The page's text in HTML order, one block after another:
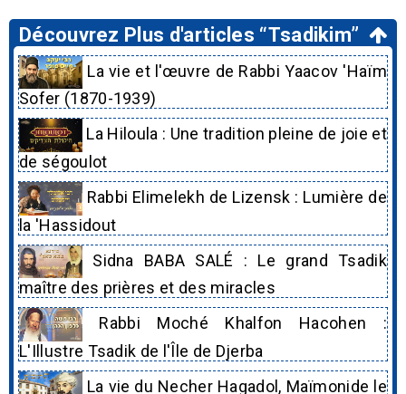
Découvrez Plus d'articles “Tsadikim”
La vie et l'œuvre de Rabbi Yaacov 'Haïm
Sofer (1870-1939)
La Hiloula : Une tradition pleine de joie et
de ségoulot
Rabbi Elimelekh de Lizensk : Lumière de
la 'Hassidout
Sidna BABA SALÉ : Le grand Tsadik
maître des prières et des miracles
Rabbi Moché Khalfon Hacohen :
L'Illustre Tsadik de l'Île de Djerba
La vie du Necher Hagadol, Maïmonide le